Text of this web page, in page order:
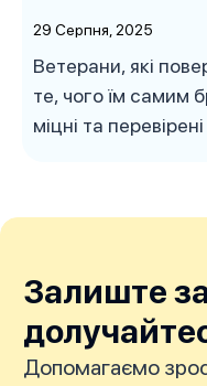
29 Серпня, 2025
Ветерани, які
те, чого їм самим
міцні та
Залиште
Допомагаємо